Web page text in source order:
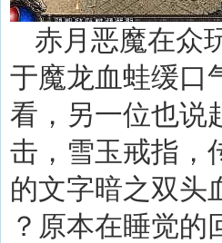
赤月恶魔在众
于魔龙血蛙缓口
看，另一位也说
击，雪玉戒指，
的文字暗之双头
？原本在睡觉